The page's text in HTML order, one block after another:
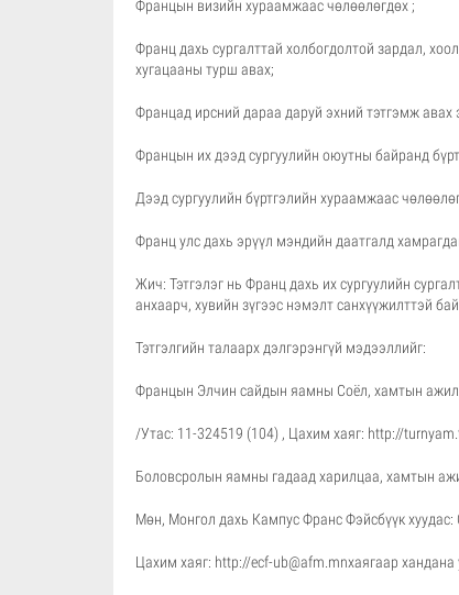
Францын визийн хураамжаас чөлөөлөгдөх ;
Франц дахь сургалттай холбогдолтой зардал,
хугацааны турш авах;
Францад ирсний дараа даруй эхний тэтгэмж авах
Францын их дээд сургуулийн оюутны байранд
Дээд сургуулийн бүртгэлийн хураамжаас
Франц улс дахь эрүүл мэндийн даатгалд
Жич: Тэтгэлэг нь Франц дахь их сургуулийн
анхаарч, хувийн зүгээс нэмэлт санхүүжилттэй
Тэтгэлгийн талаарх дэлгэрэнгүй мэдээллийг:
Францын Элчин сайдын яамны Соёл, хамтын
/Утас: 11-324519 (104) , Цахим хаяг: http://
Боловсролын яамны гадаад харилцаа, хамтын
Мөн, Монгол дахь Кампус Франс Фэйсбүүк хуудас:
Цахим хаяг: http://ecf-ub@afm.mnхаягаар хандана